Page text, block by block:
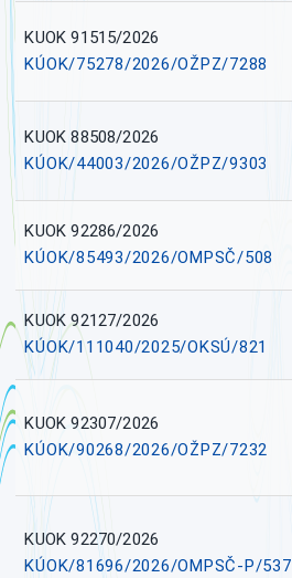
KUOK 91515/2026
KÚOK/75278/2026/OŽPZ/7288
KUOK 88508/2026
KÚOK/44003/2026/OŽPZ/9303
KUOK 92286/2026
KÚOK/85493/2026/OMPSČ/508
KUOK 92127/2026
KÚOK/111040/2025/OKSÚ/821
KUOK 92307/2026
KÚOK/90268/2026/OŽPZ/7232
KUOK 92270/2026
KÚOK/81696/2026/OMPSČ-P/537